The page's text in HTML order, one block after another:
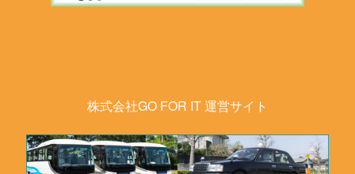
株式会社GO FOR IT 運営サイト